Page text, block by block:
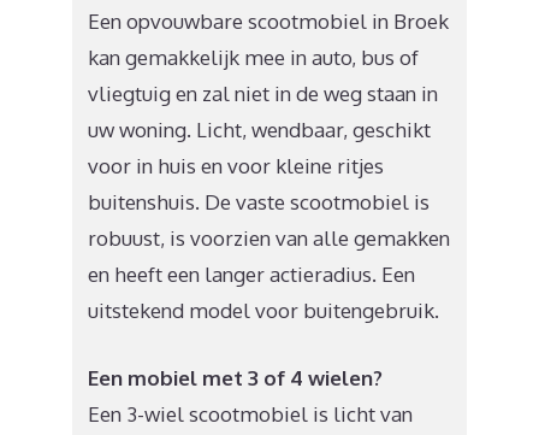
Een opvouwbare scootmobiel in Broek
kan gemakkelijk mee in auto, bus of
vliegtuig en zal niet in de weg staan in
uw woning. Licht, wendbaar, geschikt
voor in huis en voor kleine ritjes
buitenshuis. De vaste scootmobiel is
robuust, is voorzien van alle gemakken
en heeft een langer actieradius. Een
uitstekend model voor buitengebruik.
Een mobiel met 3 of 4 wielen?
Een 3-wiel scootmobiel is licht van